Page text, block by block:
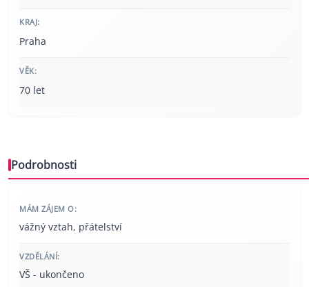
KRAJ:
Praha
VĚK:
70 let
Podrobnosti
MÁM ZÁJEM O:
vážný vztah, přátelství
VZDĚLÁNÍ:
VŠ - ukončeno